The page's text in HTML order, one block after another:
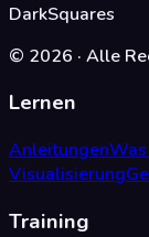
DarkSquares
© 2026 · Alle
Lernen
Anleitungen
Visualisierung
Training